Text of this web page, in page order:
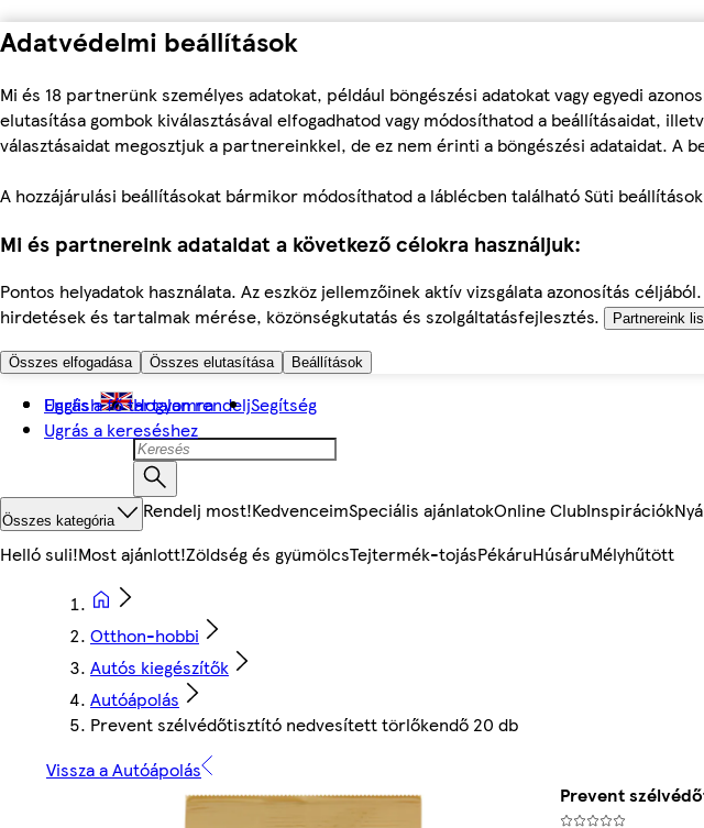
Adatvédelmi beállítások
Mi és 18 partnerünk személyes adatokat, például böngészési adatokat vagy egyedi
elutasítása gombok kiválasztásával elfogadhatod vagy módosíthatod a beállításaidat,
választásaidat megosztjuk a partnereinkkel, de ez nem érinti a böngészési adataidat. A
A hozzájárulási beállításokat bármikor módosíthatod a láblécben található Süti
Mi és partnereink adataidat a következő célokra használjuk:
Pontos helyadatok használata. Az eszköz jellemzőinek aktív vizsgálata azonosítás
hirdetések és tartalmak mérése, közönségkutatás és szolgáltatásfejlesztés.
Partnereink
Összes elfogadása Összes elutasítása Beállítások
Ugrás a fő tartalomra
Ugrás a kereséshez
English Hogyan rendeljSegítség
Összes kategória Rendelj most!KedvenceimSpeciális ajánlatokOnline ClubInspirációk
Helló suli!Most ajánlott!Zöldség és gyümölcsTejtermék-tojásPékáruHúsáruMélyhűtött
Otthon-hobbi
Autós kiegészítők
Autóápolás
Prevent szélvédőtisztító nedvesített törlőkendő 20 db
Vissza a Autóápolás
Prevent